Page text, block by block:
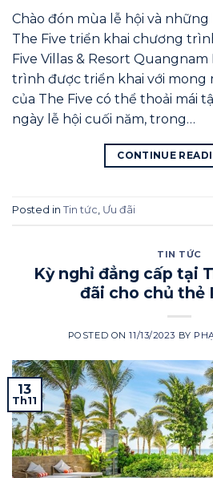
Chào đón mùa lễ hội và
The Five triển khai chương
Five Villas & Resort
trình được triển khai với mong
của The Five có thể thoải mái
ngày lễ hội cuối năm, trong…
CONTINUE
Posted in Tin tức, Ưu đãi
TIN TỨC
Kỳ nghỉ đẳng cấp tại
đãi cho chủ thẻ
POSTED ON11/13/2023 BY
13
Th11